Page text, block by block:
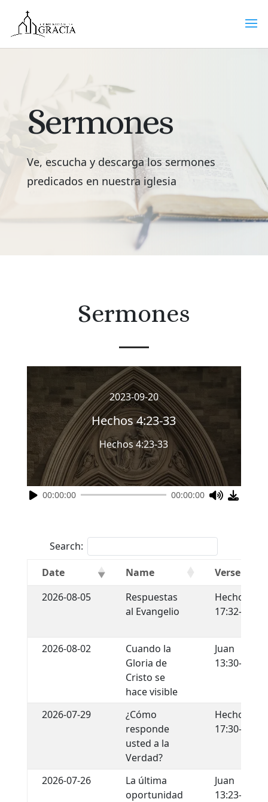
Sermones
Ve, escucha y descarga los sermones
predicados en nuestra iglesia
Sermones
2023-09-20
Hechos 4:23-33
Hechos 4:23-33
00:00:00 00:00:00
Search:
Date
Name
Verse
2026-08-05
Respuestas
al Evangelio
Hechos
17:32-34
2026-08-02
Cuando la
Gloria de
Cristo se
hace visible
Juan
13:30-35
2026-07-29
¿Cómo
responde
usted a la
Verdad?
Hechos
17:30-31
2026-07-26
La última
oportunidad
Juan
13:23-30